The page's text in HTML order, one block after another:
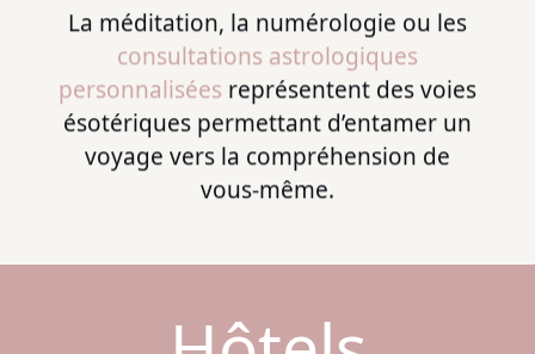
La méditation, la numérologie ou les
consultations astrologiques
personnalisées représentent des voies
ésotériques permettant d’entamer un
voyage vers la compréhension de
vous-même.